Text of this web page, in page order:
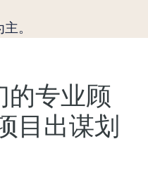
。
的专业顾
目出谋划